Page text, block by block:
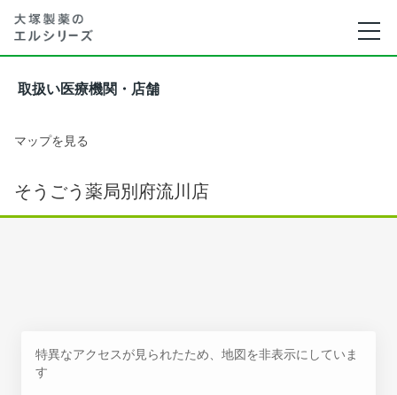
取扱い医療機関・店舗
マップを見る
そうごう薬局別府流川店
特異なアクセスが見られたため、地図を非表示にしていま
す